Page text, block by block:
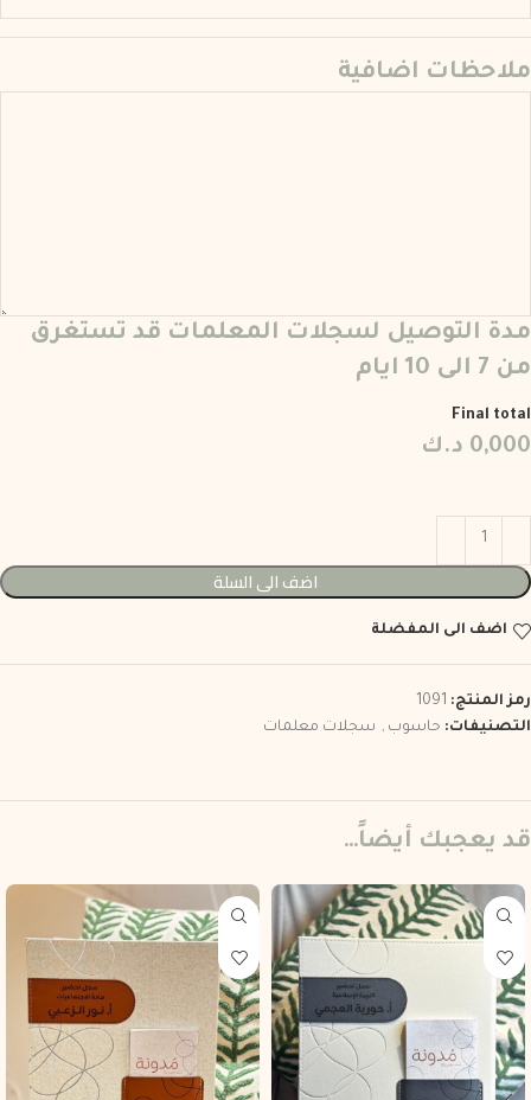
ملاحظات اضافية
مدة التوصيل لسجلات المعلمات قد تستغرق
من 7 الى 10 ايام
Final total
0,000 د.ك
اضف الى السلة
اضف الى المفضلة
رمز المنتج: 1091
التصنيفات: حاسوب , سجلات معلمات
قد يعجبك أيضاً…